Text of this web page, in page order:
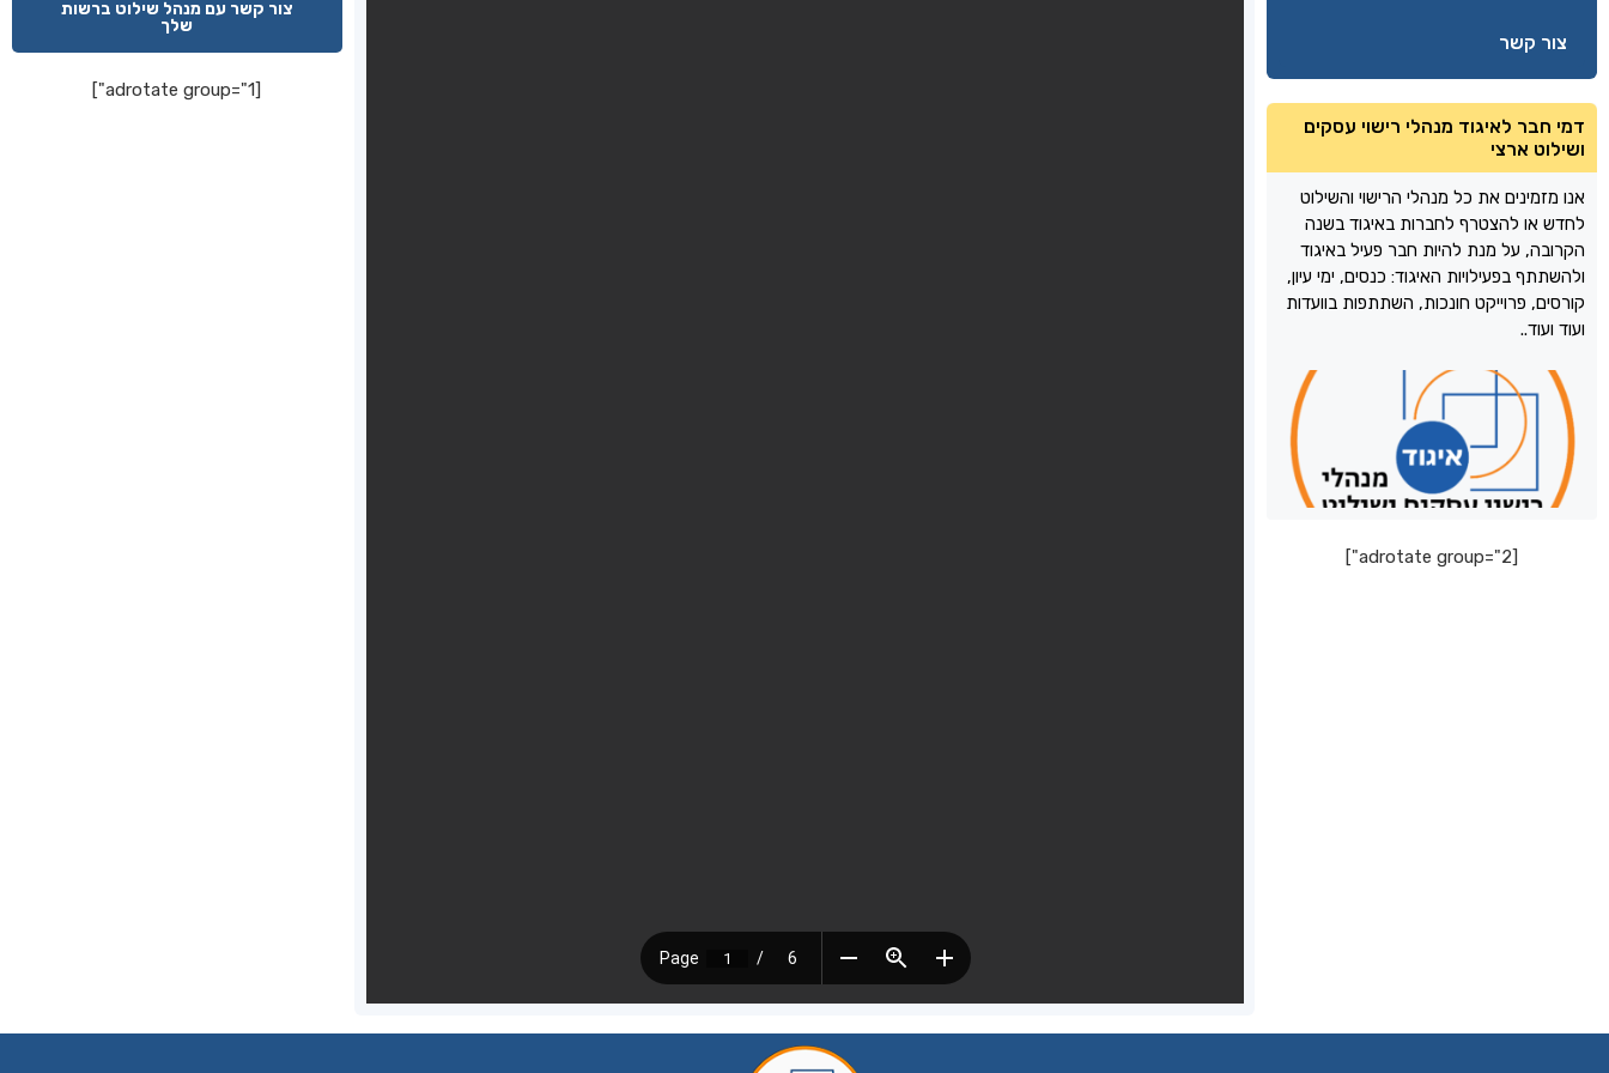
צור קשר
דמי חבר לאיגוד מנהלי רישוי עסקים
ושילוט ארצי
אנו מזמינים את כל מנהלי הרישוי והשילוט
לחדש או להצטרף לחברות באיגוד בשנה
הקרובה, על מנת להיות חבר פעיל באיגוד
ולהשתתף בפעילויות האיגוד: כנסים, ימי עיון,
קורסים, פרוייקט חונכות, השתתפות בוועדות
ועוד ועוד..
[adrotate group="2"]
צור קשר עם מנהל שילוט ברשות
שלך
[adrotate group="1"]